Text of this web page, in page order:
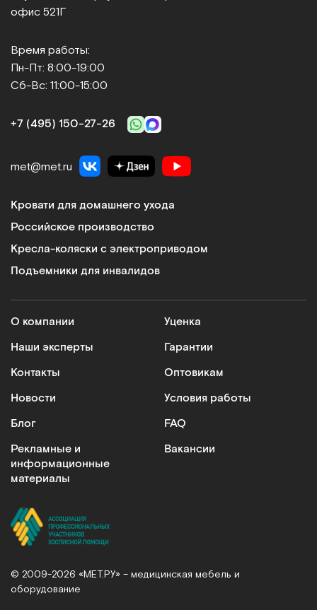
офис 521Г
Время работы:
Пн-Пт: 8:00-19:00
Сб-Вс: 11:00-15:00
+7 (495) 150‑27‑26
met@met.ru
Кровати для домашнего ухода
Российское производство
Кресла-коляски с электроприводом
Подъемники для инвалидов
О компании
Наши эксперты
Контакты
Новости
Блог
Рекламные и
информационные
материалы
Уценка
Гарантии
Оптовикам
Условия работы
FAQ
Вакансии
© 2009-2026 «МЕТ.РУ» – медицинская мебель и
оборудование